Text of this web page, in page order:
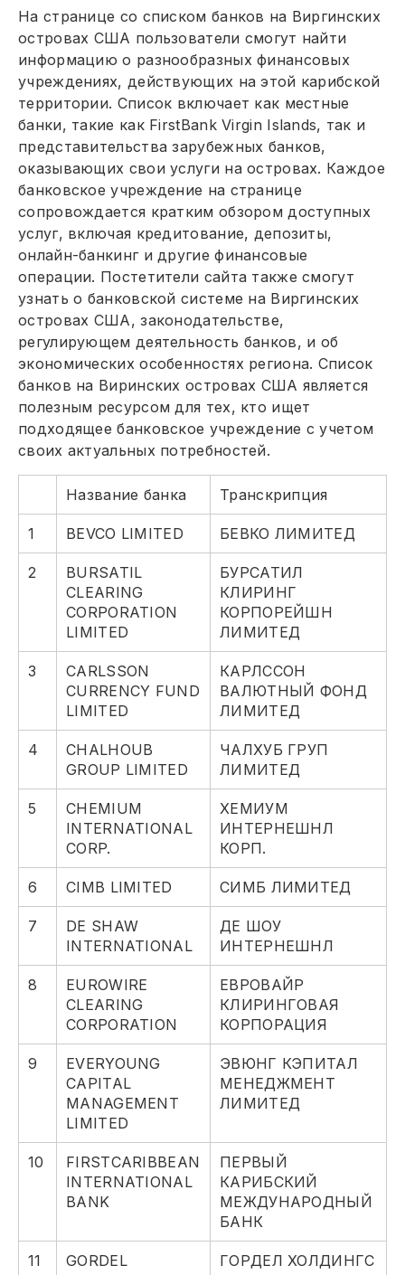
На странице со списком банков на Виргинских
островах США пользователи смогут найти
информацию о разнообразных финансовых
учреждениях, действующих на этой карибской
территории. Список включает как местные
банки, такие как FirstBank Virgin Islands, так и
представительства зарубежных банков,
оказывающих свои услуги на островах. Каждое
банковское учреждение на странице
сопровождается кратким обзором доступных
услуг, включая кредитование, депозиты,
онлайн-банкинг и другие финансовые
операции. Постетители сайта также смогут
узнать о банковской системе на Виргинских
островах США, законодательстве,
регулирующем деятельность банков, и об
экономических особенностях региона. Список
банков на Виринских островах США является
полезным ресурсом для тех, кто ищет
подходящее банковское учреждение с учетом
своих актуальных потребностей.
Название банка Транскрипция
1 BEVCO LIMITED БЕВКО ЛИМИТЕД
2
BURSATIL
CLEARING
CORPORATION
LIMITED
БУРСАТИЛ
КЛИРИНГ
КОРПОРЕЙШН
ЛИМИТЕД
3
CARLSSON
CURRENCY FUND
LIMITED
КАРЛССОН
ВАЛЮТНЫЙ ФОНД
ЛИМИТЕД
4
CHALHOUB
GROUP LIMITED
ЧАЛХУБ ГРУП
ЛИМИТЕД
5
CHEMIUM
INTERNATIONAL
CORP.
ХЕМИУМ
ИНТЕРНЕШНЛ
КОРП.
6 CIMB LIMITED СИМБ ЛИМИТЕД
7
DE SHAW
INTERNATIONAL
ДЕ ШОУ
ИНТЕРНЕШНЛ
8
EUROWIRE
CLEARING
CORPORATION
ЕВРОВАЙР
КЛИРИНГОВАЯ
КОРПОРАЦИЯ
9
EVERYOUNG
CAPITAL
MANAGEMENT
LIMITED
ЭВЮНГ КЭПИТАЛ
МЕНЕДЖМЕНТ
ЛИМИТЕД
10
FIRSTCARIBBEAN
INTERNATIONAL
BANK
ПЕРВЫЙ
КАРИБСКИЙ
МЕЖДУНАРОДНЫЙ
БАНК
11
GORDEL
ГОРДЕЛ ХОЛДИНГС